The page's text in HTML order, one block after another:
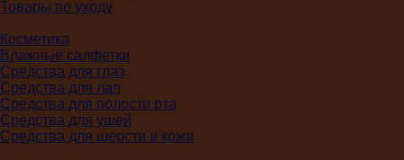
Товары по уходу
Косметика
Влажные салфетки
Средства для глаз
Средства для лап
Средства для полости рта
Средства для ушей
Средства для шерсти и кожи